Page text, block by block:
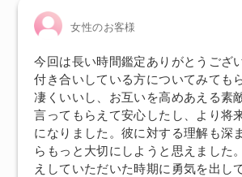
女性のお客様
今回は長い時間鑑定ありがとうござ
付き合いしている方についてみても
凄くいいし、お互いを高めあえる素
言ってもらえて安心したし、より将
になりました。彼に対する理解も深
らもっと大切にしようと思えました
えしていただいた時期に勇気を出し